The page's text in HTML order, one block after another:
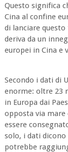
Questo significa
Cina al confine
di lanciare
deriva da un
europei in Cina e
Secondo i dati di
enorme: oltre 23
in Europa dai
opposta via mare
essere
solo, i dati
potrebbe